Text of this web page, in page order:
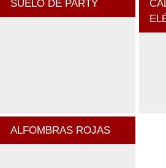
SUELO DE PARTY
ALFOMBRAS ROJAS